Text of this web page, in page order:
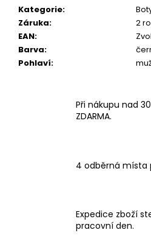
Kategorie:
Záruka:
2
EAN:
Barva:
Pohlaví:
Při nákupu nad
ZDARMA.
4 odběrná místa
Expedice zboží
pracovní den.